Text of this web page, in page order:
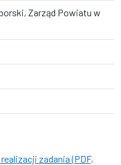
Zarząd Powiatu w
zadania (PDF,